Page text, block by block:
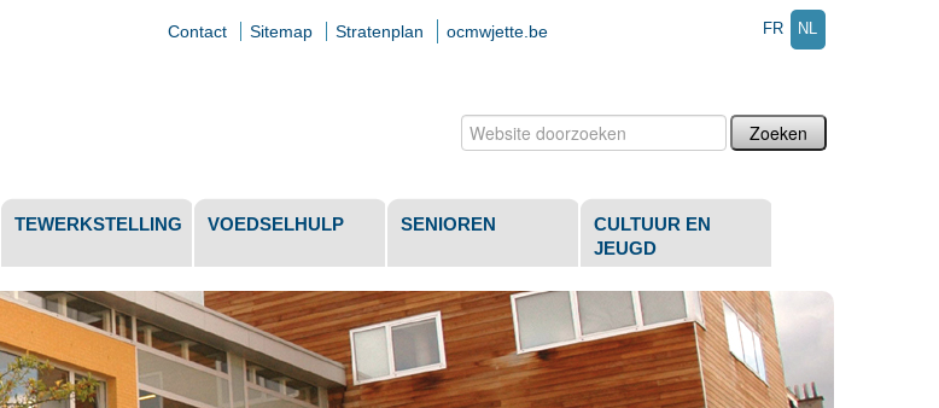
NL
FR
Contact Sitemap Stratenplan ocmwjette.be
Zoek
TEWERKSTELLING VOEDSELHULP SENIOREN
CULTUUR EN
JEUGD